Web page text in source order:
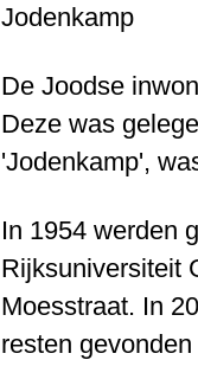
Jodenkamp
De Joodse
Deze was
'Jodenkamp',
In 1954 werden
Rijksuniversiteit
Moesstraat. In
resten